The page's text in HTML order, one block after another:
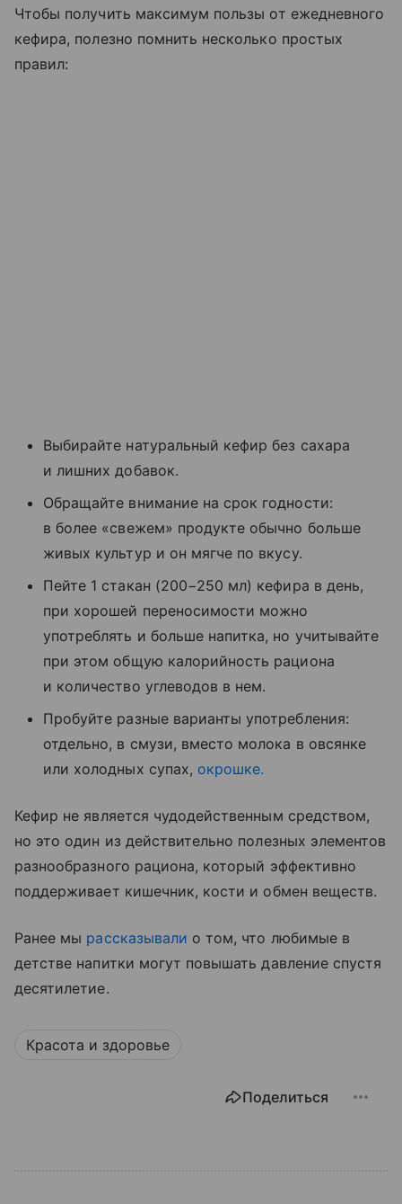
Чтобы получить максимум пользы от ежедневного
кефира, полезно помнить несколько простых
правил:
Выбирайте натуральный кефир без сахара
и лишних добавок.
Обращайте внимание на срок годности:
в более «свежем» продукте обычно больше
живых культур и он мягче по вкусу.
Пейте 1 стакан (200−250 мл) кефира в день,
при хорошей переносимости можно
употреблять и больше напитка, но учитывайте
при этом общую калорийность рациона
и количество углеводов в нем.
Пробуйте разные варианты употребления:
отдельно, в смузи, вместо молока в овсянке
или холодных супах, окрошке.
Кефир не является чудодейственным средством,
но это один из действительно полезных элементов
разнообразного рациона, который эффективно
поддерживает кишечник, кости и обмен веществ.
Ранее мы рассказывали о том, что любимые в
детстве напитки могут повышать давление спустя
десятилетие.
Красота и здоровье
Поделиться